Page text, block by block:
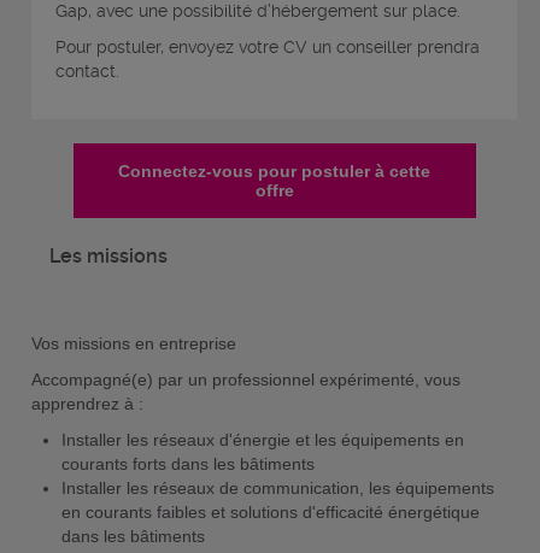
Gap, avec une possibilité d’hébergement sur place.
Pour postuler, envoyez votre CV un conseiller prendra
contact.
Connectez-vous pour postuler à cette
offre
Les missions
Vos missions en entreprise
Accompagné(e) par un professionnel expérimenté, vous
apprendrez à :
Installer les réseaux d'énergie et les équipements en
courants forts dans les bâtiments
Installer les réseaux de communication, les équipements
en courants faibles et solutions d'efficacité énergétique
dans les bâtiments